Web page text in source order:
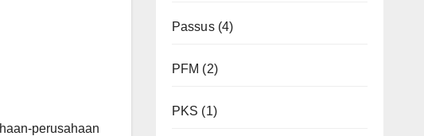
perusahaan
Passus(4)
PFM (2)
PKS (1)